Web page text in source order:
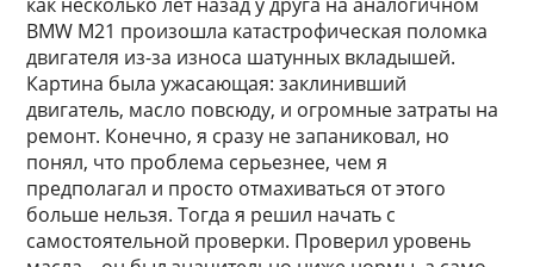
BMW M21 произошла катастрофическая поломка
двигателя из-за износа шатунных вкладышей.
Картина была ужасающая: заклинивший
двигатель, масло повсюду, и огромные затраты на
ремонт. Конечно, я сразу не запаниковал, но
понял, что проблема серьезнее, чем я
предполагал и просто отмахиваться от этого
больше нельзя. Тогда я решил начать с
самостоятельной проверки. Проверил уровень